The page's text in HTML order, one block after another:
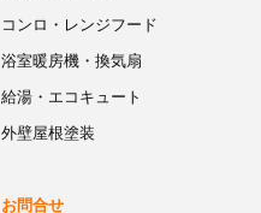
コンロ・レンジフード
浴室暖房機・換気扇
給湯・エコキュート
外壁屋根塗装
お問合せ